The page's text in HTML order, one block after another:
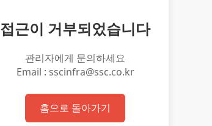
접근이 거부되었습니다
관리자에게 문의하세요
Email : sscinfra@ssc.co.kr
홈으로 돌아가기